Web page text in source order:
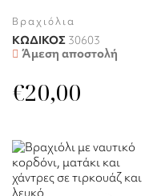
Βραχιόλια
ΚΩΔΙΚΟΣ 30603
Άμεση αποστολή
€20,00